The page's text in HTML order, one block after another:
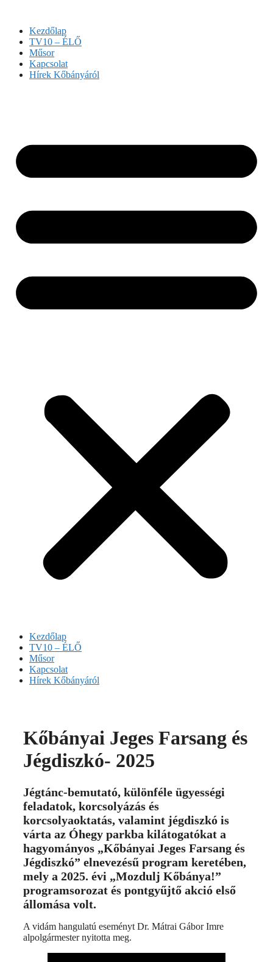
tartalombaKezdőlap
TV10 – ÉLŐ
Műsor
Kapcsolat
Hírek Kőbányáról
Kezdőlap
TV10 – ÉLŐ
Műsor
Kapcsolat
Hírek Kőbányáról
Kőbányai Jeges Farsang és
Jégdiszkó- 2025
Jégtánc-bemutató, különféle ügyességi
feladatok, korcsolyázás és
korcsolyaoktatás, valamint jégdiszkó is
várta az Óhegy parkba kilátogatókat a
hagyományos „Kőbányai Jeges Farsang és
Jégdiszkó” elnevezésű program keretében,
mely a 2025. évi „Mozdulj Kőbánya!”
programsorozat és pontgyűjtő akció első
állomása volt.
A vidám hangulatú eseményt Dr. Mátrai Gábor Imre
alpolgármester nyitotta meg.